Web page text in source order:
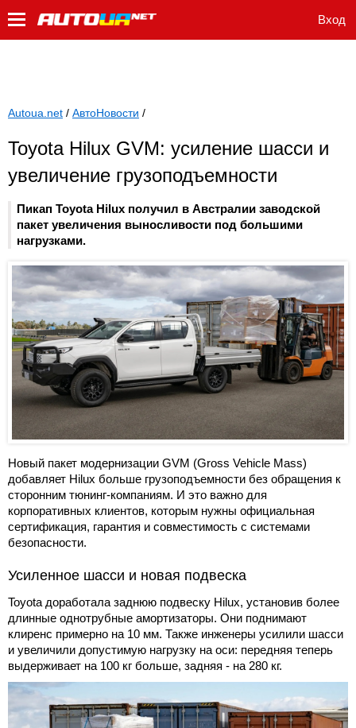
Вход
Autoua.net / АвтоНовости /
Toyota Hilux GVM: усиление шасси и
увеличение грузоподъемности
Пикап Toyota Hilux получил в Австралии заводской
пакет увеличения выносливости под большими
нагрузками.
Новый пакет модернизации GVM (Gross Vehicle Mass)
добавляет Hilux больше грузоподъемности без обращения к
сторонним тюнинг-компаниям. И это важно для
корпоративных клиентов, которым нужны официальная
сертификация, гарантия и совместимость с системами
безопасности.
Усиленное шасси и новая подвеска
Toyota доработала заднюю подвеску Hilux, установив более
длинные однотрубные амортизаторы. Они поднимают
клиренс примерно на 10 мм. Также инженеры усилили шасси
и увеличили допустимую нагрузку на оси: передняя теперь
выдерживает на 100 кг больше, задняя - на 280 кг.